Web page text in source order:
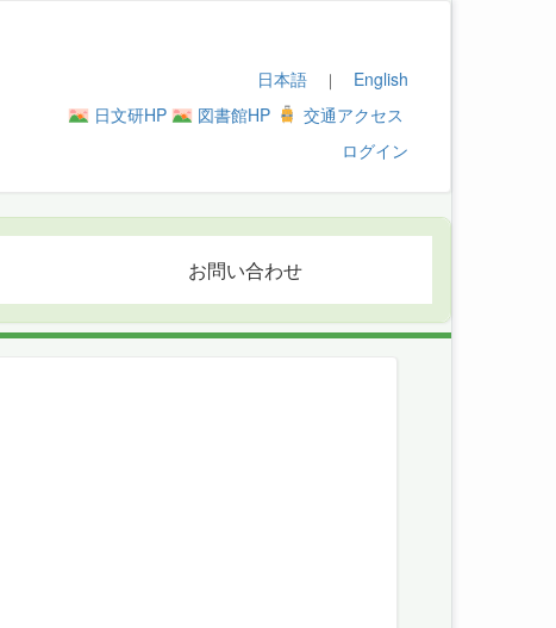
日本語｜ English
日文研HP
図書館HP
交通アクセス
ログイン
お問い合わせ